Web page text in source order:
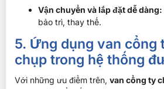
Vận chuyển và lắp đặt dễ dàng:
bảo trì, thay thế.
5. Ứng dụng van cổng
chụp trong hệ thống
Với những ưu điểm trên, van cổng ty